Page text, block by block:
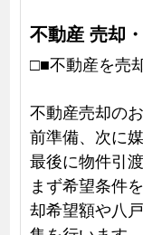
不動産 売却
□■不動産を売
不動産売却の
前準備、次に
最後に物件引
まず希望条件
却希望額や八